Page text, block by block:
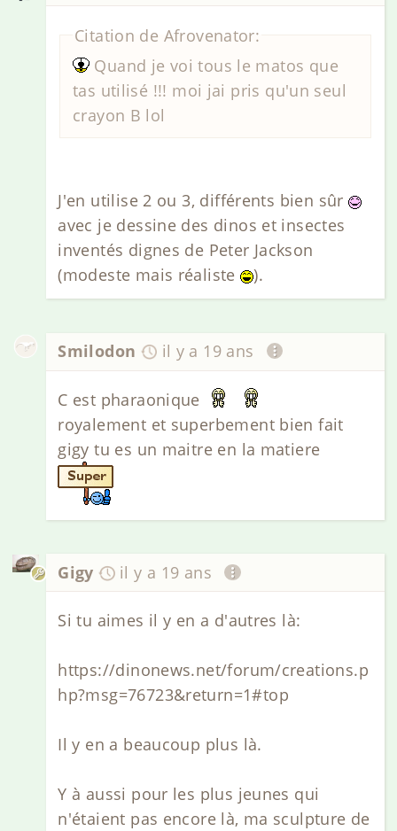
Citation de Afrovenator:
Quand je voi tous le matos que
tas utilisé !!! moi jai pris qu'un seul
crayon B lol
J'en utilise 2 ou 3, différents bien sûr
avec je dessine des dinos et insectes
inventés dignes de Peter Jackson
(modeste mais réaliste
).
Smilodon il y a 19 ans
C est pharaonique
royalement et superbement bien fait
gigy tu es un maitre en la matiere
Gigy il y a 19 ans
Si tu aimes il y en a d'autres là:
https://dinonews.net/forum/creations.p
hp?msg=76723&return=1#top
Il y en a beaucoup plus là.
Y à aussi pour les plus jeunes qui
n'étaient pas encore là, ma sculpture de